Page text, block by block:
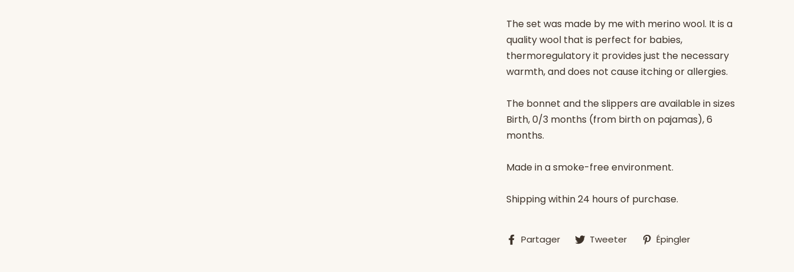
The set was made by me with merino wool. It is a
quality wool that is perfect for babies,
thermoregulatory it provides just the necessary
warmth, and does not cause itching or allergies.
The bonnet and the slippers are available in sizes
Birth, 0/3 months (from birth on pajamas), 6
months.
Made in a smoke-free environment.
Shipping within 24 hours of purchase.
Partager
PartagerTweeter
Tweeter
sur
Épingler